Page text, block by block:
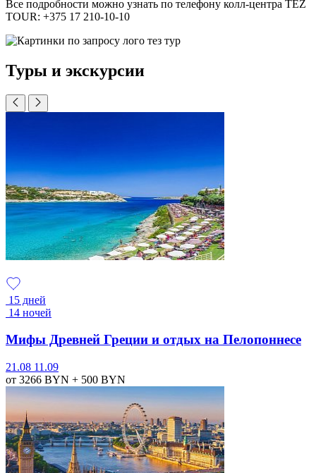
Все подробности можно узнать по телефону колл-центра TEZ
TOUR: +375 17 210-10-10
Туры и экскурсии
15 дней
14 ночей
Мифы Древней Греции и отдых на Пелопоннесе
21.08 11.09
от 3266 BYN + 500 BYN